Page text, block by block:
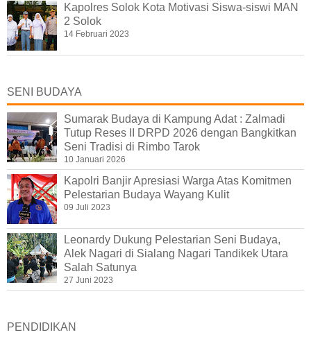
Kapolres Solok Kota Motivasi Siswa-siswi MAN
2 Solok
14 Februari 2023
SENI BUDAYA
Sumarak Budaya di Kampung Adat : Zalmadi
Tutup Reses II DRPD 2026 dengan Bangkitkan
Seni Tradisi di Rimbo Tarok
10 Januari 2026
Kapolri Banjir Apresiasi Warga Atas Komitmen
Pelestarian Budaya Wayang Kulit
09 Juli 2023
Leonardy Dukung Pelestarian Seni Budaya,
Alek Nagari di Sialang Nagari Tandikek Utara
Salah Satunya
27 Juni 2023
PENDIDIKAN